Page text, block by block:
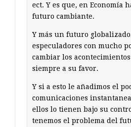
ect. Y es que, en Economía
futuro cambiante.
Y más un futuro
especuladores con mucho
cambiar los
siempre a su favor.
Y si a esto le añadimos el
comunicaciones
ellos lo tienen bajo su
tenemos el problema del